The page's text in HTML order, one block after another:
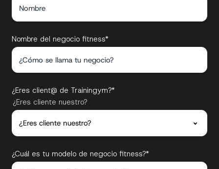
Nombre del negocio fitness*
¿Eres client@ de Trainingym?*
¿Eres cliente nuestro?
¿Cuál es tu modelo de negocio fitness?*